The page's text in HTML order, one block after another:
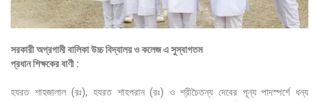
সরকারী অগ্রগামী বালিকা উচ্চ বিদ্যালয় ও কলেজ এ সুস্বাগতম
প্রধান শিক্ষকের বাণী :
হযরত শাহজালাল (রঃ), হযরত শাহপরান (রঃ) ও শ্রীচৈতন্য দেবের পূন্য পাদস্পর্শে ধন্য